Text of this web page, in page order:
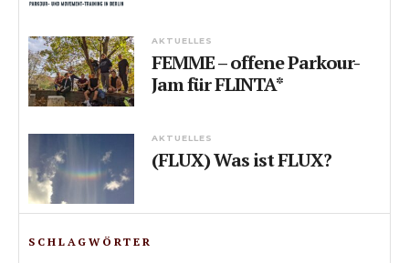
AKTUELLES
FEMME – offene Parkour-
Jam für FLINTA*
AKTUELLES
(FLUX) Was ist FLUX?
SCHLAGWÖRTER